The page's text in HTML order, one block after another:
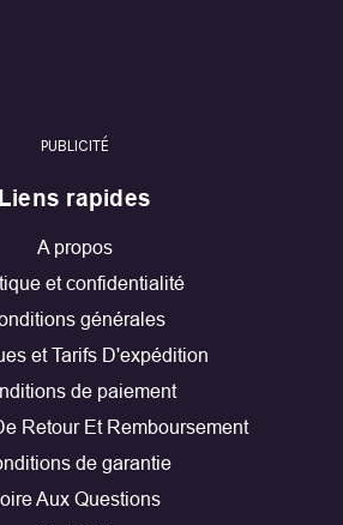
PUBLICITÉ
Liens rapides
A propos
et confidentialité
générales
et Tarifs D'expédition
de paiement
Retour Et Remboursement
de garantie
Aux Questions